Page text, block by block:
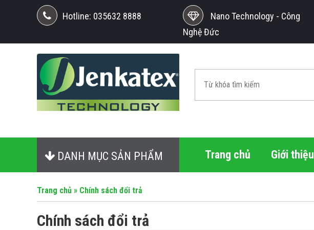
Hotline: 035632 8888
Nano Technology - Công
Nghệ Đức
DANH MỤC SẢN PHẨM Trang chủ Giới thiệu
Trang chủ » Chính sách đổi trả
Chính sách đổi trả